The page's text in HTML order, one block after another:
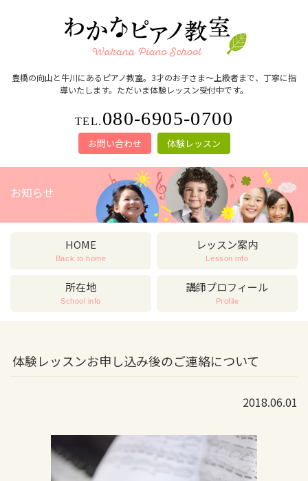
豊橋の向山と牛川にあるピアノ教室。3才のお子さま～上級者まで、丁寧に指
導いたします。ただいま体験レッスン受付中です。
TEL. 080-6905-0700
お問い合わせ 体験レッスン
お知らせ
HOME
Back to home
レッスン案内
Lesson info
所在地
School info
講師プロフィール
Profile
体験レッスンお申し込み後のご連絡について
2018.06.01